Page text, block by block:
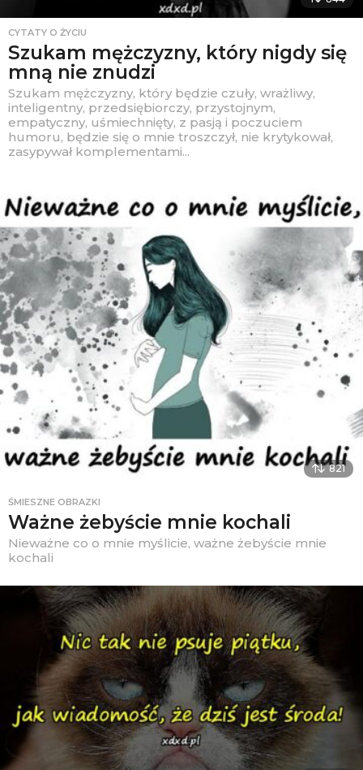
CYTATY O ŻYCIU
Szukam mężczyzny, który nigdy się
mną nie znudzi
Szukam mężczyzny, który będzie czuły, wrażliwy,
inteligentny, przedsiębiorczy, przystojnym,
empatyczny, uśmiechnięty, z pasją i poczuciem
humoru, będzie się o mnie troszczył, nie krytykował,
zasypywał komplementami...
821
ŚMIESZNE OBRAZKI
Ważne żebyście mnie kochali
Nieważne co o mnie myślicie, ważne żebyście mnie
kochali